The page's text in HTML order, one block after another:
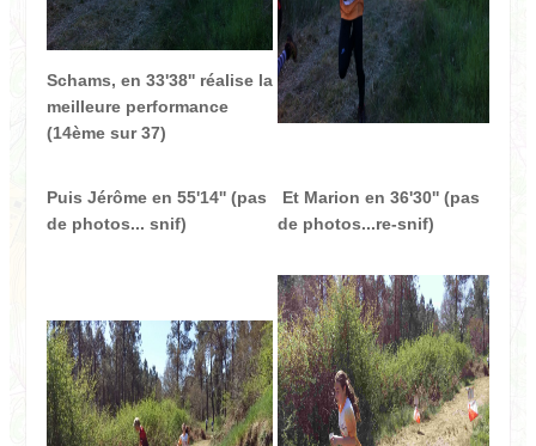
Schams, en 33'38'' réalise la
meilleure performance
(14ème sur 37)
Puis Jérôme en 55'14'' (pas
de photos... snif)
Et Marion en 36'30'' (pas
de photos...re-snif)